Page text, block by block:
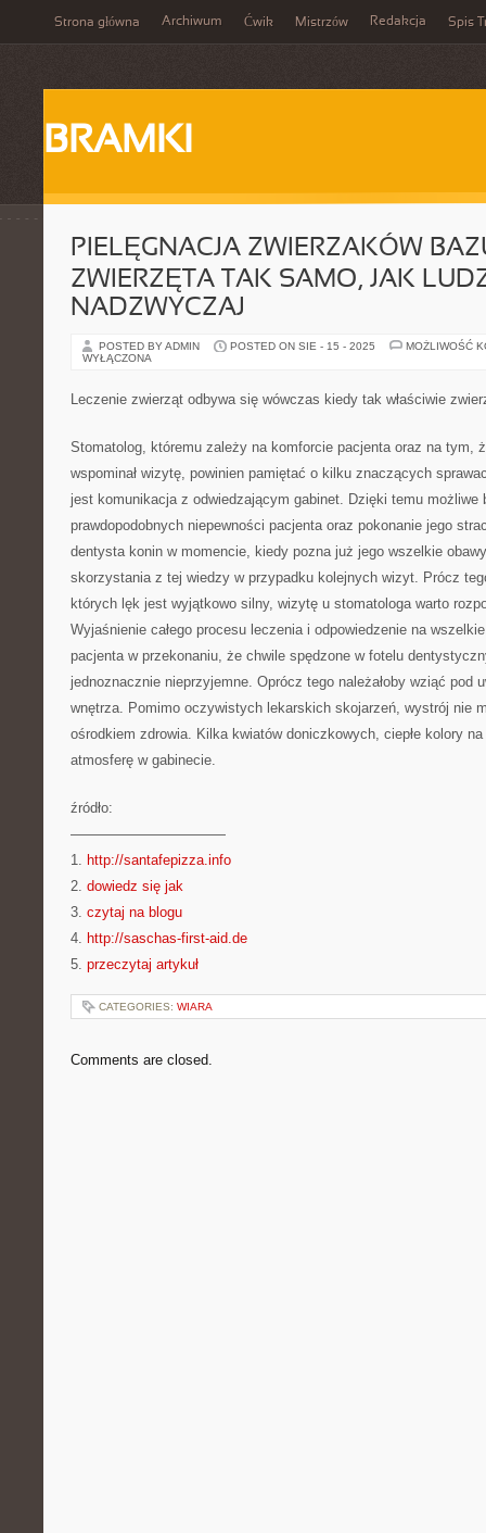
Strona główna Archiwum Ćwik Mistrzów Redakcja Spis
BRAMKI
PIELĘGNACJA ZWIERZAKÓW
ZWIERZĘTA TAK SAMO, JAK
NADZWYCZAJ
POSTED BY ADMIN POSTED ON SIE - 15 - 2025
MOŻLIWOŚĆ
WYŁĄCZONA
Leczenie zwierząt odbywa się wówczas kiedy tak właściwie
Stomatolog, któremu zależy na komforcie pacjenta oraz na tym,
wspominał wizytę, powinien pamiętać o kilku znaczących
jest komunikacja z odwiedzającym gabinet. Dzięki temu możliwe
prawdopodobnych niepewności pacjenta oraz pokonanie jego
dentysta konin w momencie, kiedy pozna już jego wszelkie
skorzystania z tej wiedzy w przypadku kolejnych wizyt. Prócz
których lęk jest wyjątkowo silny, wizytę u stomatologa warto
Wyjaśnienie całego procesu leczenia i odpowiedzenie na
pacjenta w przekonaniu, że chwile spędzone w fotelu
jednoznacznie nieprzyjemne. Oprócz tego należałoby wziąć pod
wnętrza. Pomimo oczywistych lekarskich skojarzeń, wystrój nie
ośrodkiem zdrowia. Kilka kwiatów doniczkowych, ciepłe kolory
atmosferę w gabinecie.
źródło:
———————————
1. http://santafepizza.info
2. dowiedz się jak
3. czytaj na blogu
4. http://saschas-first-aid.de
5. przeczytaj artykuł
CATEGORIES: WIARA
Comments are closed.